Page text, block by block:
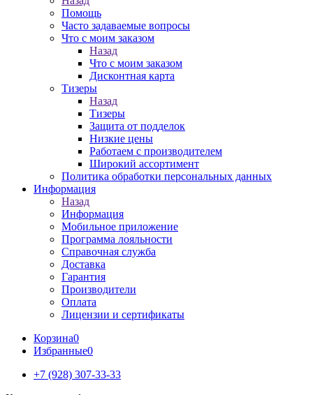
Помощь
Часто задаваемые вопросы
Что с моим заказом
Назад
Что с моим заказом
Дисконтная карта
Тизеры
Назад
Тизеры
Защита от подделок
Низкие цены
Работаем с производителем
Широкий ассортимент
Политика обработки персональных данных
Информация
Назад
Информация
Мобильное приложение
Программа лояльности
Справочная служба
Доставка
Гарантия
Производители
Оплата
Лицензии и сертификаты
Корзина0
Избранные0
+7 (928) 307-33-33